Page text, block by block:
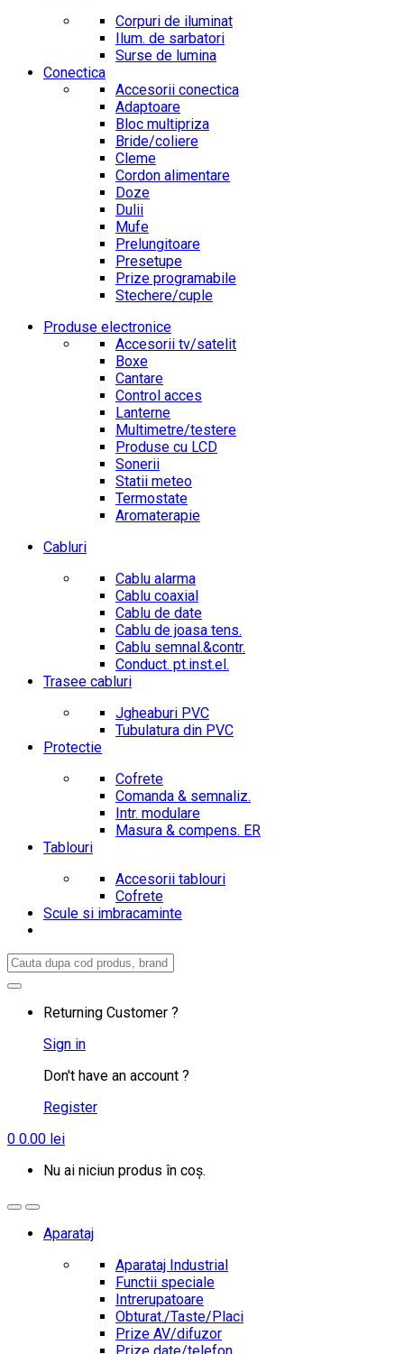
Corpuri de iluminat
Ilum. de sarbatori
Surse de lumina
Conectica
Accesorii conectica
Adaptoare
Bloc multipriza
Bride/coliere
Cleme
Cordon alimentare
Doze
Dulii
Mufe
Prelungitoare
Presetupe
Prize programabile
Stechere/cuple
Produse electronice
Accesorii tv/satelit
Boxe
Cantare
Control acces
Lanterne
Multimetre/testere
Produse cu LCD
Sonerii
Statii meteo
Termostate
Aromaterapie
Cabluri
Cablu alarma
Cablu coaxial
Cablu de date
Cablu de joasa tens.
Cablu semnal.&contr.
Conduct. pt.inst.el.
Trasee cabluri
Jgheaburi PVC
Tubulatura din PVC
Protectie
Cofrete
Comanda & semnaliz.
Intr. modulare
Masura & compens. ER
Tablouri
Accesorii tablouri
Cofrete
Scule si imbracaminte
Search
Returning Customer ?
Sign in
Don't have an account ?
Register
0 0.00 lei
Nu ai niciun produs în coș.
Aparataj
Aparataj Industrial
Functii speciale
Intrerupatoare
Obturat./Taste/Placi
Prize AV/difuzor